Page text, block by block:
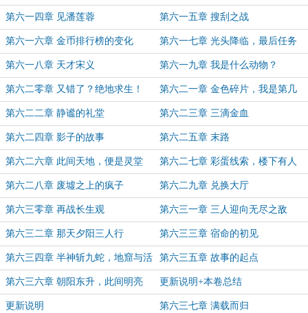
第六一四章 见潘莲蓉 第六一五章 搜刮之战
第六一六章 金币排行榜的变化 第六一七章 光头降临，最后任务
第六一八章 天才宋义 第六一九章 我是什么动物？
第六二零章 又错了？绝地求生！ 第六二一章 金色碎片，我是第几
名？
第六二二章 静谧的礼堂 第六二三章 三滴金血
第六二四章 影子的故事 第六二五章 末路
第六二六章 此间天地，便是灵堂 第六二七章 彩蛋线索，楼下有人
第六二八章 废墟之上的疯子 第六二九章 兑换大厅
第六三零章 再战长生观 第六三一章 三人迎向无尽之敌
第六三二章 那天夕阳三人行 第六三三章 宿命的初见
第六三四章 半神斩九蛇，地窟与活
人
第六三五章 故事的起点
第六三六章 朝阳东升，此间明亮 更新说明+本卷总结
更新说明 第六三七章 满载而归